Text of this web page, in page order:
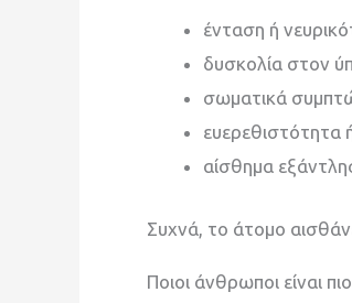
ένταση ή
δυσκολία στον
σωματικά
ευερεθιστότητα
αίσθημα
Συχνά, το άτομο
Ποιοι άνθρωποι είναι